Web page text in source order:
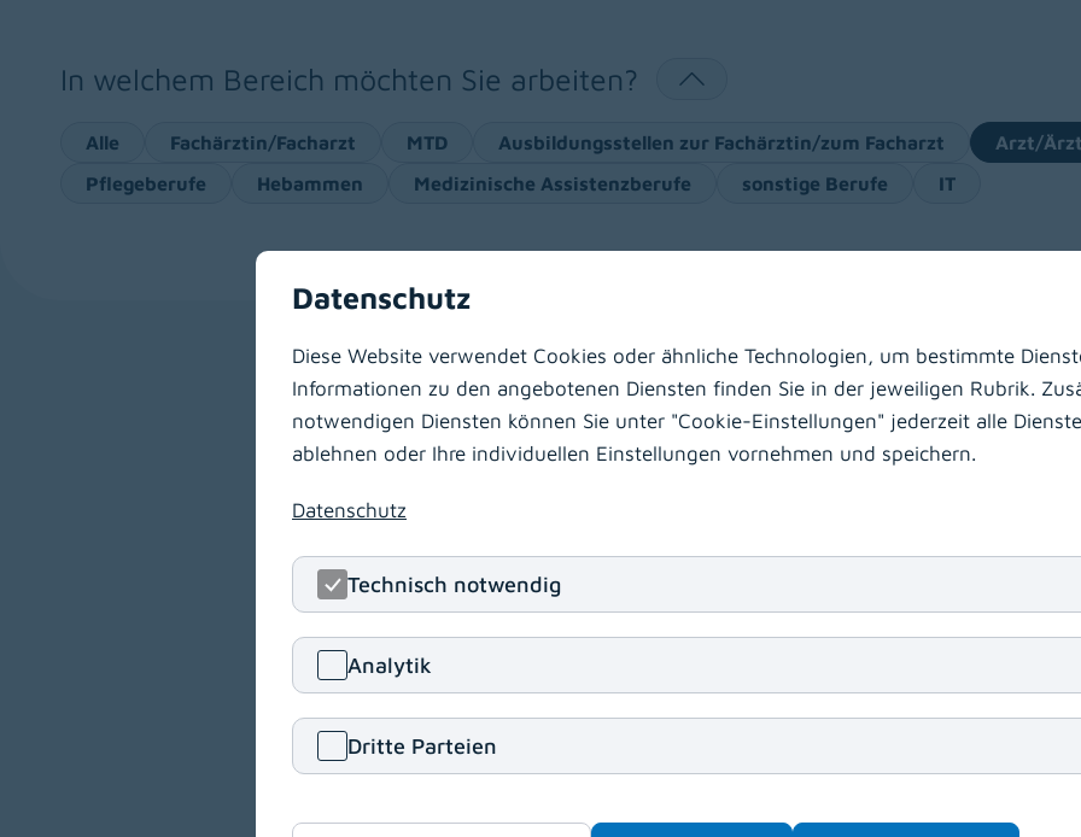
In welchem Bereich möchten Sie arbeiten?
Alle Fachärztin/Facharzt MTD Ausbildungsstellen zur Fachärztin/zum Facharzt Arzt/
Pflegeberufe
Hebammen Medizinische Assistenzberufe sonstige Berufe IT
Ärzte für Allgemeinmedizin mit Endoskopieerfahrung (m/w/d)
Ort
(m/w/d)
Villach
Datenschutz
Diese Website verwendet Cookies oder ähnliche Technologien, um bestimmte
Informationen zu den angebotenen Diensten finden Sie in der jeweiligen Rubrik.
notwendigen Diensten können Sie unter "Cookie-Einstellungen" jederzeit alle
ablehnen oder Ihre individuellen Einstellungen vornehmen und speichern.
Datenschutz
Technisch notwendig
Analytik
Dritte Parteien